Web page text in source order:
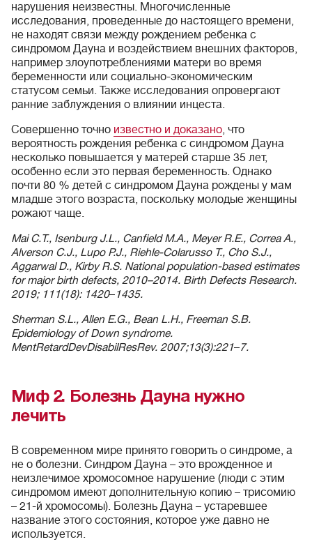
нарушения неизвестны. Многочисленные
исследования, проведенные до настоящего времени,
не находят связи между рождением ребенка с
синдромом Дауна и воздействием внешних факторов,
например злоупотреблениями матери во время
беременности или социально-экономическим
статусом семьи. Также исследования опровергают
ранние заблуждения о влиянии инцеста.
Совершенно точно известно и доказано, что
вероятность рождения ребенка с синдромом Дауна
несколько повышается у матерей старше 35 лет,
особенно если это первая беременность. Однако
почти 80 % детей с синдромом Дауна рождены у мам
младше этого возраста, поскольку молодые женщины
рожают чаще.
Mai C.T., Isenburg J.L., Canfield M.A., Meyer R.E., Correa A.,
Alverson C.J., Lupo P.J., Riehle‐Colarusso T., Cho S.J.,
Aggarwal D., Kirby R.S. National population‐based estimates
for major birth defects, 2010–2014. Birth Defects Research.
2019; 111(18): 1420–1435.
Sherman S.L., Allen E.G., Bean L.H., Freeman S.B.
Epidemiology of Down syndrome.
MentRetardDevDisabilResRev. 2007;13(3):221–7.
Миф 2. Болезнь Дауна нужно
лечить
В современном мире принято говорить о синдроме, а
не о болезни. Синдром Дауна – это врожденное и
неизлечимое хромосомное нарушение (люди с этим
синдромом имеют дополнительную копию – трисомию
– 21-й хромосомы). Болезнь Дауна – устаревшее
название этого состояния, которое уже давно не
используется.